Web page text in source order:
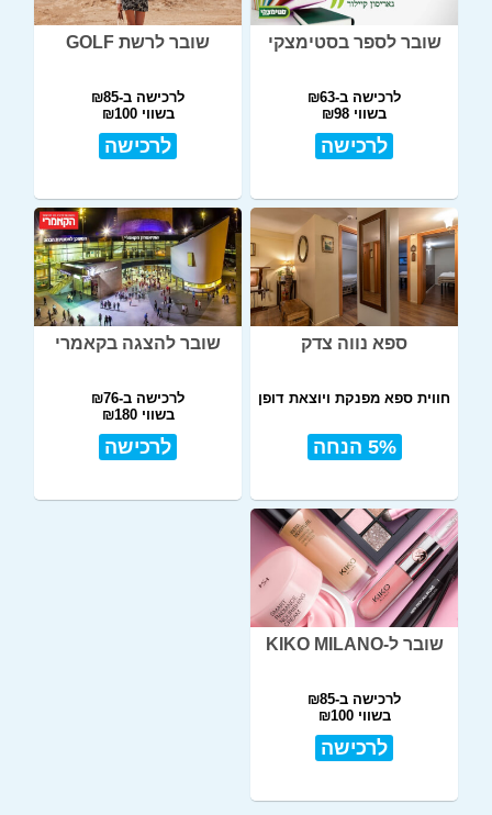
שובר לספר בסטימצקי
לרכישה ב-₪63
בשווי ₪98
לרכישה
שובר לרשת GOLF
לרכישה ב-₪85
בשווי ₪100
לרכישה
ספא נווה צדק
חווית ספא מפנקת ויוצאת דופן
5% הנחה
שובר להצגה בקאמרי
לרכישה ב-₪76
בשווי ₪180
לרכישה
שובר ל-KIKO MILANO
לרכישה ב-₪85
בשווי ₪100
לרכישה